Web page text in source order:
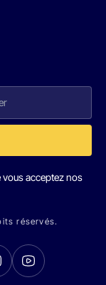
acceptez nos
réservés.